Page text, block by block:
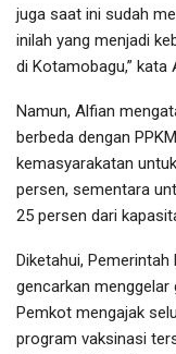
juga saat ini sudah
inilah yang menjadi
di Kotamobagu,” kata
Namun, Alfian
berbeda dengan
kemasyarakatan
persen, sementara
25 persen dari
Diketahui,
gencarkan menggelar
Pemkot mengajak
program vaksinasi